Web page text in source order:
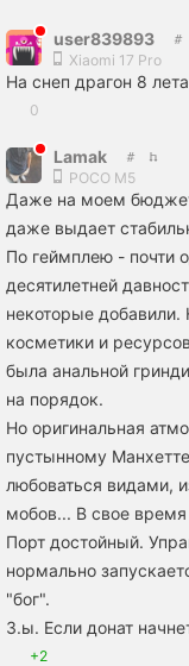
user839893
Xiaomi 17 Pro
На снеп драгон 8
0
Lamak
POCO M5
Даже на моем
даже выдает
По геймплею - почти
десятилетней
некоторые добавили.
косметики и
была анальной
на порядок.
Но оригинальная
пустынному
любоваться видами,
мобов... В свое
Порт достойный.
нормально
"бог".
З.ы. Если донат
+2